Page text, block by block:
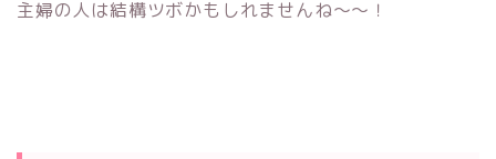
主婦の人は結構ツボかもしれませんね〜〜！